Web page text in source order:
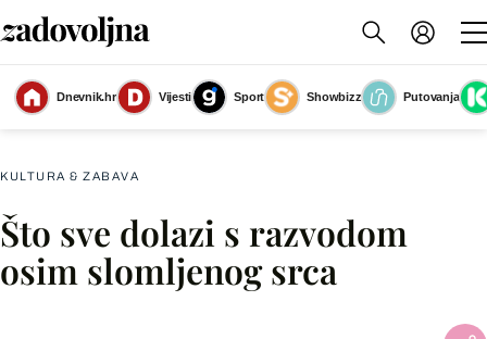
Dnevnik.hr Vijesti Sport Showbizz
Putovanja
Slika nije dostupna
KULTURA & ZABAVA
Što sve dolazi s razvodom
osim slomljenog srca
Facebook